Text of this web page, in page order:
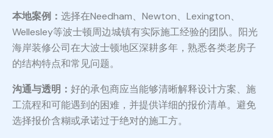
本地案例： 选择在Needham、Newton、Lexington、
Wellesley等波士顿周边城镇有实际施工经验的团队。阳光
海岸装修公司在大波士顿地区深耕多年，熟悉各类老房子
的结构特点和常见问题。
沟通与透明： 好的承包商应当能够清晰解释设计方案、施
工流程和可能遇到的困难，并提供详细的报价清单。避免
选择报价含糊或承诺过于绝对的施工方。